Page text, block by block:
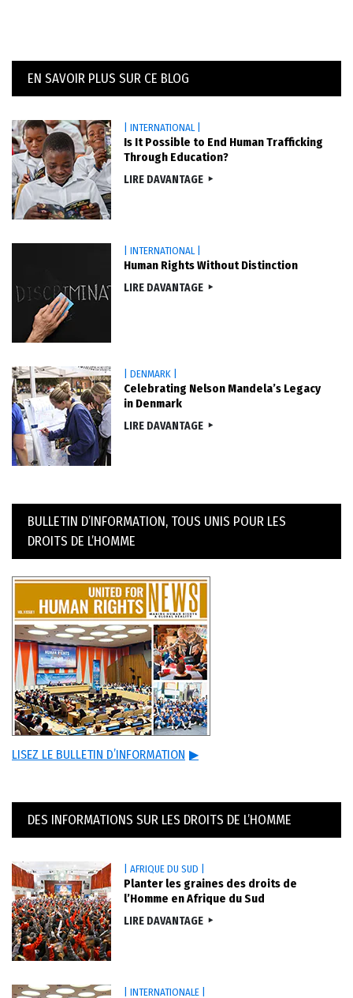
EN SAVOIR PLUS SUR CE BLOG
| INTERNATIONAL |
Is It Possible to End Human Trafficking
Through Education?
LIRE DAVANTAGE
| INTERNATIONAL |
Human Rights Without Distinction
LIRE DAVANTAGE
| DENMARK |
Celebrating Nelson Mandela’s Legacy
in Denmark
LIRE DAVANTAGE
BULLETIN D’INFORMATION, TOUS UNIS POUR LES
DROITS DE L’HOMME
LISEZ LE BULLETIN D’INFORMATION ▶
DES INFORMATIONS SUR LES DROITS DE L’HOMME
| AFRIQUE DU SUD |
Planter les graines des droits de
l’Homme en Afrique du Sud
LIRE DAVANTAGE
| INTERNATIONALE |